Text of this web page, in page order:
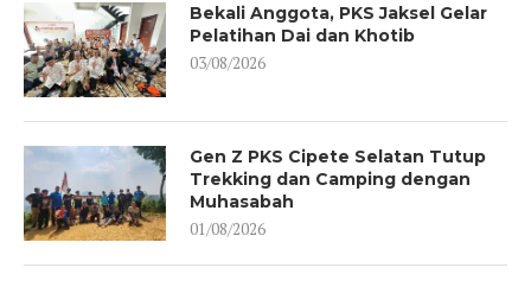
Bekali Anggota, PKS Jaksel Gelar
Pelatihan Dai dan Khotib
03/08/2026
Gen Z PKS Cipete Selatan Tutup
Trekking dan Camping dengan
Muhasabah
01/08/2026